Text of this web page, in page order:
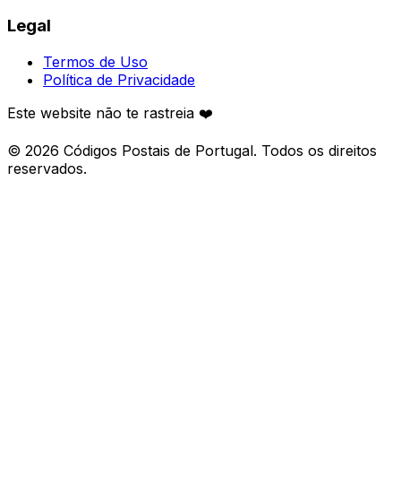
Legal
Termos de Uso
Política de Privacidade
Este website não te rastreia ❤️
© 2026 Códigos Postais de Portugal. Todos os direitos
reservados.